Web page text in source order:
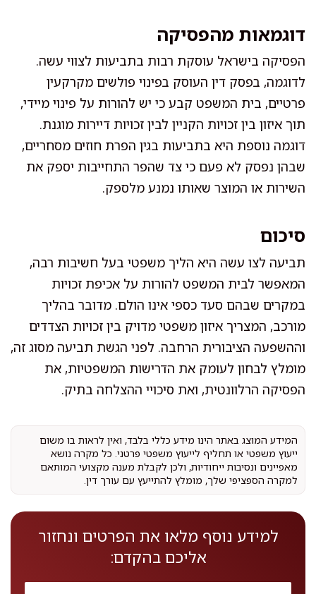
דוגמאות מהפסיקה
הפסיקה בישראל עוסקת רבות בתביעות לצווי עשה.
לדוגמה, בפסק דין העוסק בפינוי פולשים מקרקעין
פרטיים, בית המשפט קבע כי יש להורות על פינוי מיידי,
תוך איזון בין זכויות הקניין לבין זכויות דיירות מוגנת.
דוגמה נוספת היא בתביעות בגין הפרת חוזים מסחריים,
שבהן נפסק לא פעם כי צד שהפר התחייבות יספק את
השירות או המוצר שאותו נמנע מלספק.
סיכום
תביעה לצו עשה היא הליך משפטי בעל חשיבות רבה,
המאפשר לבית המשפט להורות על אכיפת זכויות
במקרים שבהם סעד כספי אינו הולם. מדובר בהליך
מורכב, המצריך איזון משפטי מדויק בין זכויות הצדדים
וההשפעה הציבורית הרחבה. לפני הגשת תביעה מסוג זה,
מומלץ לבחון לעומק את הדרישות המשפטיות, את
הפסיקה הרלוונטית, ואת סיכויי ההצלחה בתיק.
המידע המוצג באתר הינו מידע כללי בלבד, ואין לראות בו משום
ייעוץ משפטי או תחליף לייעוץ משפטי פרטני. כל מקרה נושא
מאפיינים ונסיבות ייחודיות, ולכן לקבלת מענה מקצועי המותאם
למקרה הספציפי שלך, מומלץ להתייעץ עם עורך דין.
למידע נוסף מלאו את הפרטים ונחזור
אליכם בהקדם: